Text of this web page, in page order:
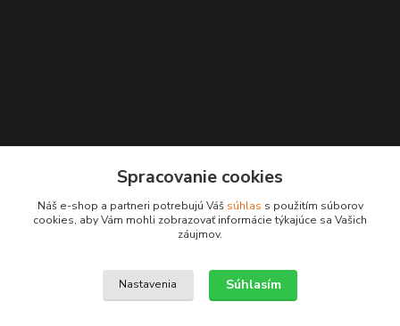
leksunsro@gmail.com
Upravit sběr cookies.
Spracovanie cookies
Náš e-shop a partneri potrebujú Váš súhlas s použitím súborov
cookies, aby Vám mohli zobrazovať informácie týkajúce sa Vašich
záujmov.
Nastavenia Súhlasím